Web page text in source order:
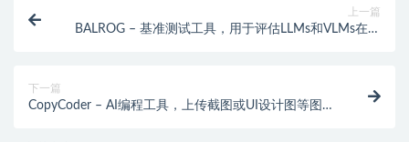
上一篇
BALROG – 基准测试工具，用于评估LLMs和VLMs在复
下一篇
CopyCoder – AI编程工具，上传截图或UI设计图等图像